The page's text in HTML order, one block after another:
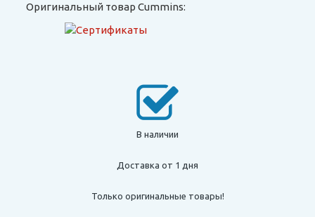
Оригинальный товар Cummins:
В наличии
Доставка от 1 дня
Только оригинальные товары!